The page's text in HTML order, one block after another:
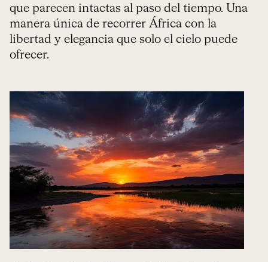
que parecen intactas al paso del tiempo. Una
manera única de recorrer África con la
libertad y elegancia que solo el cielo puede
ofrecer.